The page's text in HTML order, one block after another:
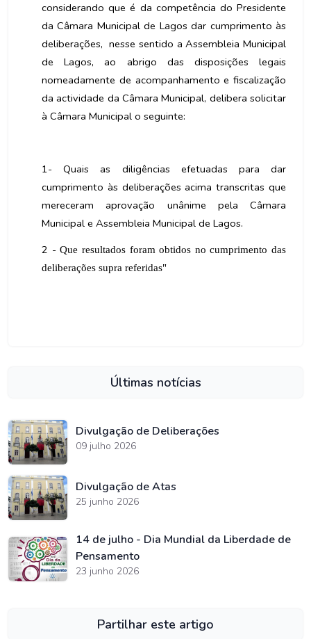
considerando que é da competência do Presidente
da Câmara Municipal de Lagos dar cumprimento às
deliberações, nesse sentido a Assembleia Municipal
de Lagos, ao abrigo das disposições legais
nomeadamente de acompanhamento e fiscalização
da actividade da Câmara Municipal, delibera solicitar
à Câmara Municipal o seguinte:
1- Quais as diligências efetuadas para dar
cumprimento às deliberações acima transcritas que
mereceram aprovação unânime pela Câmara
Municipal e Assembleia Municipal de Lagos.
2 -Que resultados foram obtidos no cumprimento das
deliberações supra referidas"
Últimas notícias
Divulgação de Deliberações
09 julho 2026
Divulgação de Atas
25 junho 2026
14 de julho - Dia Mundial da Liberdade de
Pensamento
23 junho 2026
Partilhar este artigo